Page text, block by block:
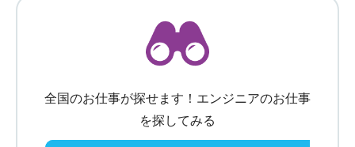
全国のお仕事が探せます！エンジニアのお仕事
を探してみる